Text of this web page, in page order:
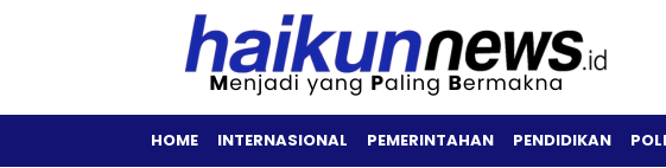
HOME INTERNASIONAL PEMERINTAHAN PENDIDIKAN